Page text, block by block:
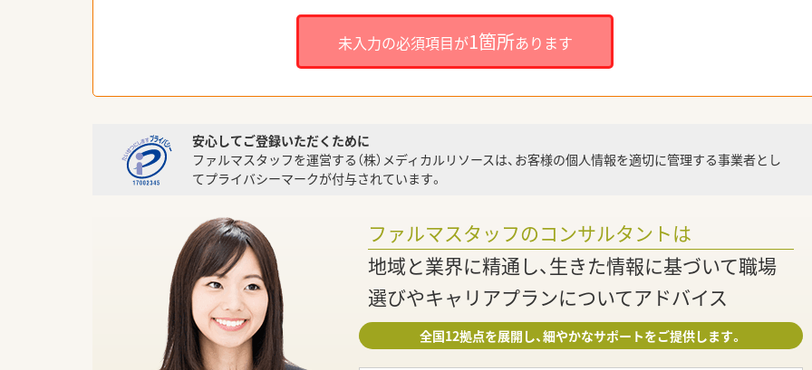
未入力の必須項目が1箇所あります
安心してご登録いただくために
ファルマスタッフを運営する（株）メディカルリソースは、お客様の個人情報を適切に管理する事業者とし
てプライバシーマークが付与されています。
ファルマスタッフのコンサルタントは
地域と業界に精通し、生きた情報に基づいて職場
選びやキャリアプランについてアドバイス
全国12拠点を展開し、細やかなサポートをご提供します。